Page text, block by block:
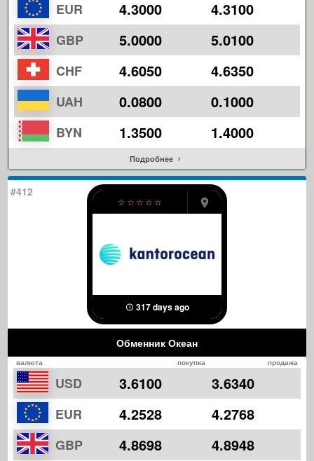
EUR 4.3000 4.3100
GBP 5.0000 5.0100
CHF 4.6050 4.6350
UAH 0.0800 0.1000
BYN 1.3500 1.4000
Подробнее
#412
☆
☆
☆
☆
☆
317 days ago
Обменник Океан
валюта покупка продажа
USD 3.6100 3.6340
EUR 4.2528 4.2768
GBP 4.8698 4.8948